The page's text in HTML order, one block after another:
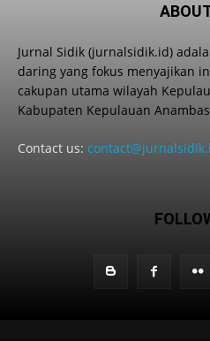
Jurnal Sidik (jurnalsidik.id)
daring yang fokus menyajikan
cakupan utama wilayah
Kabupaten Kepulauan
Contact us: